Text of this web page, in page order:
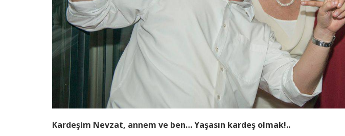
Kardeşim Nevzat, annem ve ben… Yaşasın kardeş olmak!..